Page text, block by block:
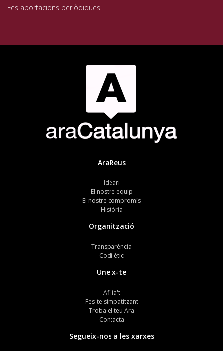
Fes aportacions periòdiques
AraReus
Ideari
El nostre equip
El nostre compromís
Història
Organització
Transparència
Codi ètic
Uneix-te
Afilia't
Fes-te simpatitzant
Troba el teu Ara
Contacta
Segueix-nos a les xarxes